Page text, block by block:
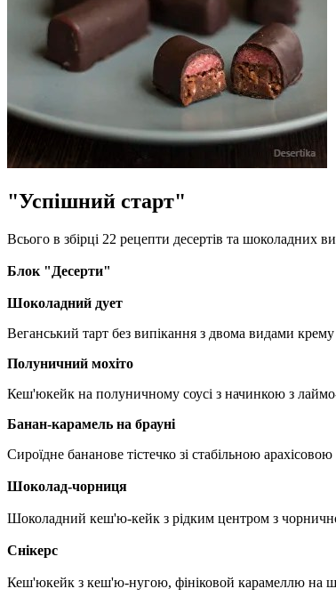
"Успішний старт"
Всього в збірці 22 рецепти десертів та шоколадних
Блок "Десерти"
Шоколадний дует
Веганський тарт без випікання з двома видами
Полуничний мохіто
Кеш'юкейк на полуничному соусі з начинкою з
Банан-карамель на брауні
Сироїдне бананове тістечко зі стабільною
Шоколад-чорниця
Шоколадний кеш'ю-кейк з рідким центром з
Снікерс
Кеш'юкейк з кеш'ю-нугою, фініковой карамеллю на